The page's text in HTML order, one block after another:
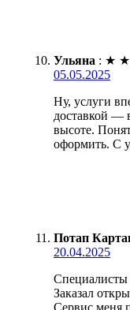
Ульяна : ★ ★
05.05.2025
Ну, услуги
доставкой —
высоте.
оформить. С
Потап
20.04.2025
Специалисты
Заказал